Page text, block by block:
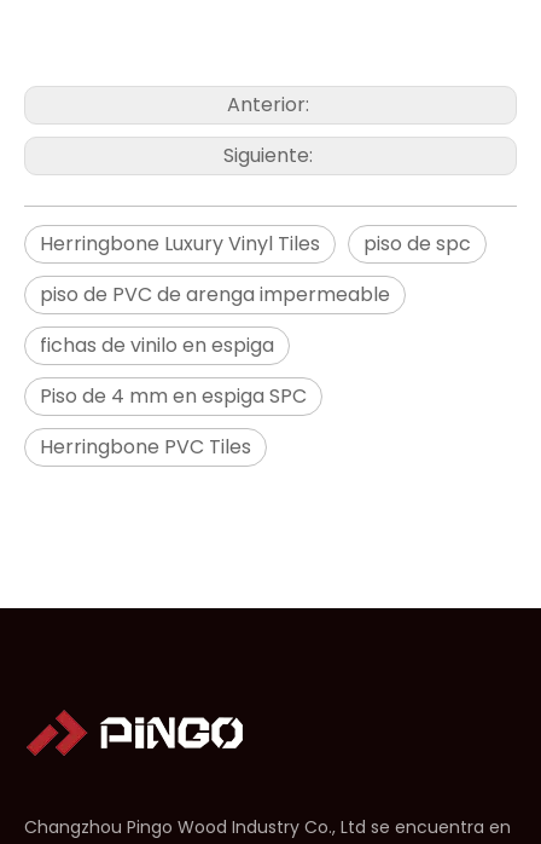
Anterior:
Siguiente:
Herringbone Luxury Vinyl Tiles
piso de spc
piso de PVC de arenga impermeable
fichas de vinilo en espiga
Piso de 4 mm en espiga SPC
Herringbone PVC Tiles
Changzhou Pingo Wood Industry Co., Ltd se encuentra en